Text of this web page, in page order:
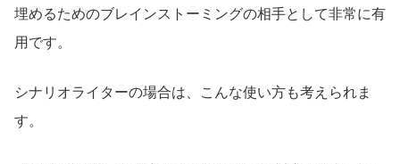
埋めるためのブレインストーミングの相手として非常に有
用です。
シナリオライターの場合は、こんな使い方も考えられま
す。